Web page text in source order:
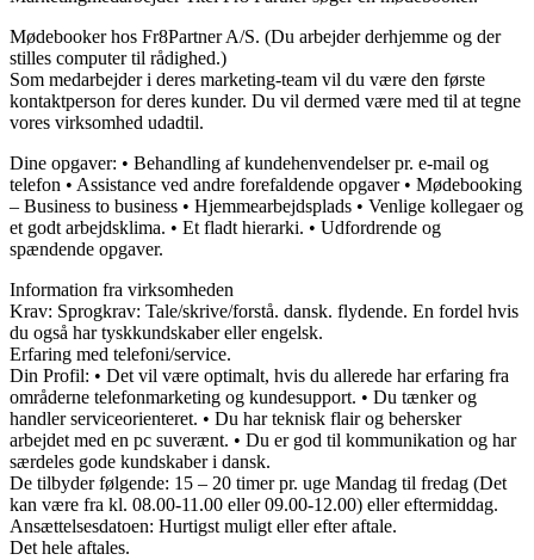
Mødebooker hos Fr8Partner A/S. (Du arbejder derhjemme og der
stilles computer til rådighed.)
Som medarbejder i deres marketing-team vil du være den første
kontaktperson for deres kunder. Du vil dermed være med til at tegne
vores virksomhed udadtil.
Dine opgaver: • Behandling af kundehenvendelser pr. e-mail og
telefon • Assistance ved andre forefaldende opgaver • Mødebooking
– Business to business • Hjemmearbejdsplads • Venlige kollegaer og
et godt arbejdsklima. • Et fladt hierarki. • Udfordrende og
spændende opgaver.
Information fra virksomheden
Krav: Sprogkrav: Tale/skrive/forstå. dansk. flydende. En fordel hvis
du også har tyskkundskaber eller engelsk.
Erfaring med telefoni/service.
Din Profil: • Det vil være optimalt, hvis du allerede har erfaring fra
områderne telefonmarketing og kundesupport. • Du tænker og
handler serviceorienteret. • Du har teknisk flair og behersker
arbejdet med en pc suverænt. • Du er god til kommunikation og har
særdeles gode kundskaber i dansk.
De tilbyder følgende: 15 – 20 timer pr. uge Mandag til fredag (Det
kan være fra kl. 08.00-11.00 eller 09.00-12.00) eller eftermiddag.
Ansættelsesdatoen: Hurtigst muligt eller efter aftale.
Det hele aftales.